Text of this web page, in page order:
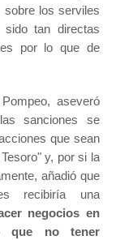
sobre los serviles
tan directas
por lo que de
aseveró
sanciones se
que sean
y, por si la
añadió que
recibiría una
negocios en
que no tener